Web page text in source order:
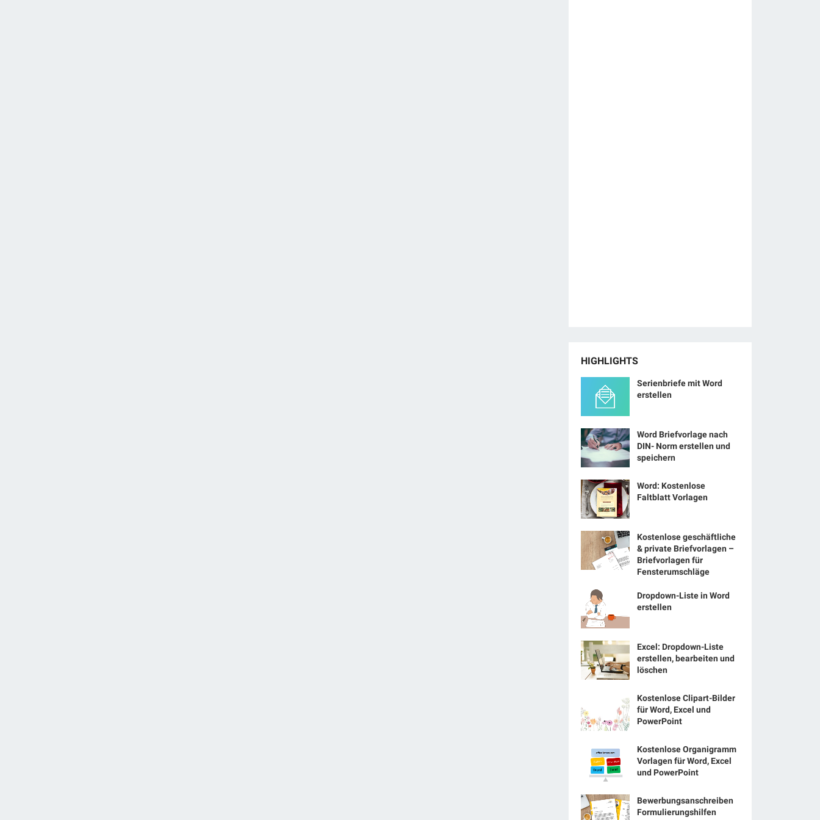
HIGHLIGHTS
Serienbriefe mit Word
erstellen
Word Briefvorlage nach
DIN- Norm erstellen und
speichern
Word: Kostenlose
Faltblatt Vorlagen
Kostenlose geschäftliche
& private Briefvorlagen –
Briefvorlagen für
Fensterumschläge
Dropdown-Liste in Word
erstellen
Excel: Dropdown-Liste
erstellen, bearbeiten und
löschen
Kostenlose Clipart-Bilder
für Word, Excel und
PowerPoint
Kostenlose Organigramm
Vorlagen für Word, Excel
und PowerPoint
Bewerbungsanschreiben
Formulierungshilfen